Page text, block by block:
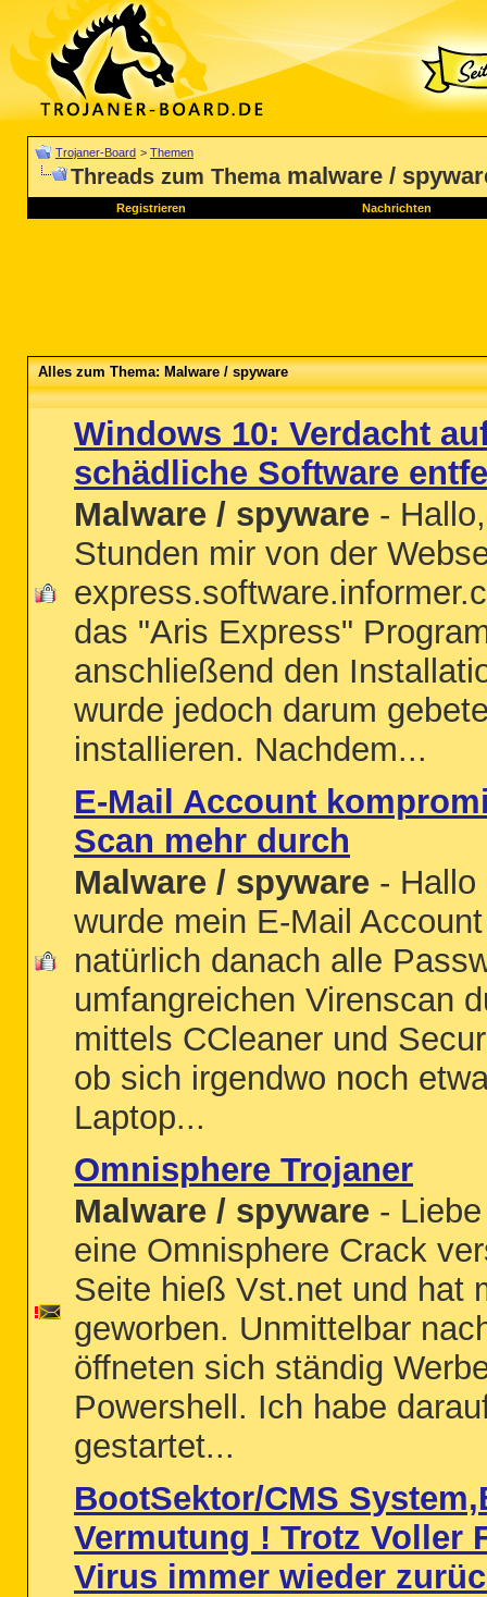
Trojaner-Board > Themen
Threads zum Thema malware /
Registrieren Nachrichten
Alles zum Thema: Malware / spyware
Windows 10: Verdacht
schädliche Software
Malware / spyware -
Stunden mir von der
das "Aris Express"
anschließend den
wurde jedoch darum
installieren. Nachdem...
E-Mail Account
Scan mehr durch
Malware / spyware - Hallo
wurde mein E-Mail
natürlich danach alle
umfangreichen Virenscan
mittels CCleaner und
ob sich irgendwo noch
Laptop...
Omnisphere Trojaner
Malware / spyware -
eine Omnisphere Crack
Seite hieß Vst.net und hat
geworben. Unmittelbar
öffneten sich ständig
Powershell. Ich habe
gestartet...
BootSektor/CMS
Vermutung ! Trotz Voller
Virus immer wieder